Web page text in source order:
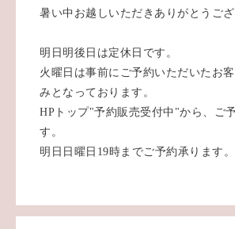
暑い中お越しいただきありがとうござ
明日明後日は定休日です。
火曜日は事前にご予約いただいたお
みとなっております。
HPトップ"予約販売受付中"から、ご
す。
明日日曜日19時までご予約承ります。